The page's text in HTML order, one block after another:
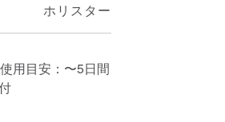
ホリスター
用目安：〜5日間